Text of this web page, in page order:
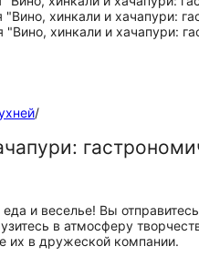
/
и веселье! Вы
в атмосферу
их в дружеской компании.